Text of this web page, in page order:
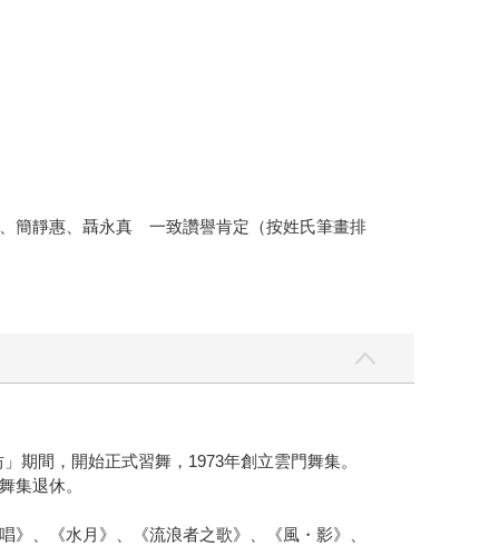
簡靜惠、聶永真 一致讚譽肯定（按姓氏筆畫排
期間，開始正式習舞，1973年創立雲門舞集。
集退休。
、《水月》、《流浪者之歌》、《風・影》、